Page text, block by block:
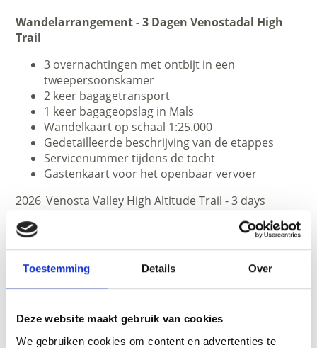
Toestemming Details Over
Deze website maakt gebruik van cookies
We gebruiken cookies om content en advertenties te
Wandelarrangement - 3 Dagen Venostadal High
Trail
3 overnachtingen met ontbijt in een
tweepersoonskamer
2 keer bagagetransport
1 keer bagageopslag in Mals
Wandelkaart op schaal 1:25.000
Gedetailleerde beschrijving van de etappes
Servicenummer tijdens de tocht
Gastenkaart voor het openbaar vervoer
2026_Venosta Valley High Altitude Trail - 3 days
Aanbieder
Tel. +39 0473 616742
www.vinschgau-touristik.com